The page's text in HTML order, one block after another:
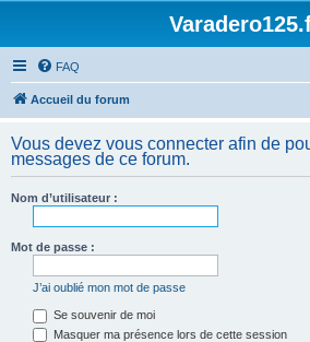
FAQ
Accueil du forum
Vous devez vous connecter afin de
messages de ce forum.
Nom d’utilisateur :
Mot de passe :
J’ai oublié mon mot de passe
Se souvenir de moi
Masquer ma présence lors de cette session